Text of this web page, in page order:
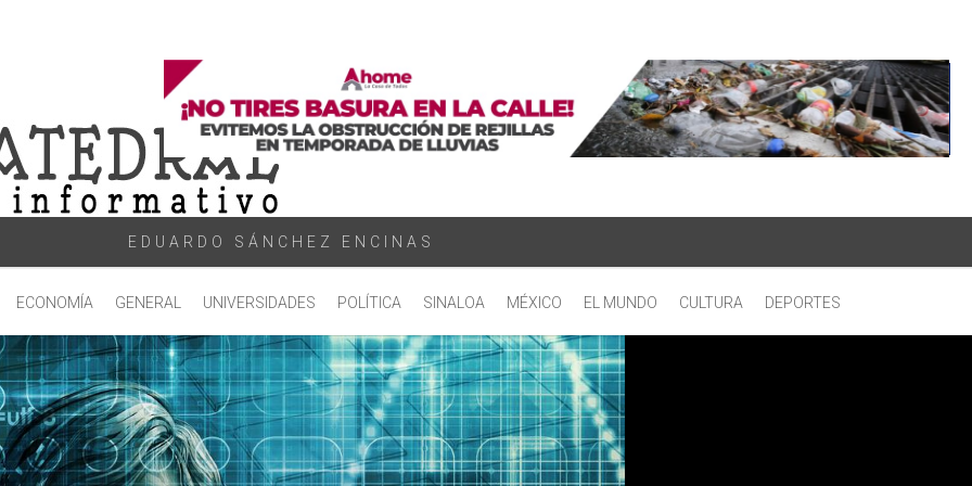
EDUARDO SÁNCHEZ ENCINAS
ECONOMÍA GENERAL UNIVERSIDADES POLÍTICA SINALOA MÉXICO EL MUNDO CULTURA DEPORTES